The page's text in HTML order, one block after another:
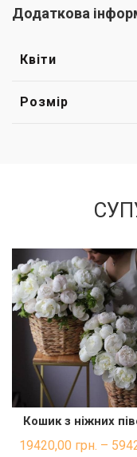
Додаткова
Квіти
Розмір
ШВИДКА
Кошик з ніжних
19420,00 грн. –